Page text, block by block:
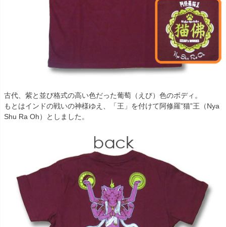
古代、紫と並び格式の高い色だった葡萄（えび）色のボディ。
もとはインドの戦いの神様ゆえ、「王」を付けて阿修羅”猫”王（Nya
Shu Ra Oh）としました。